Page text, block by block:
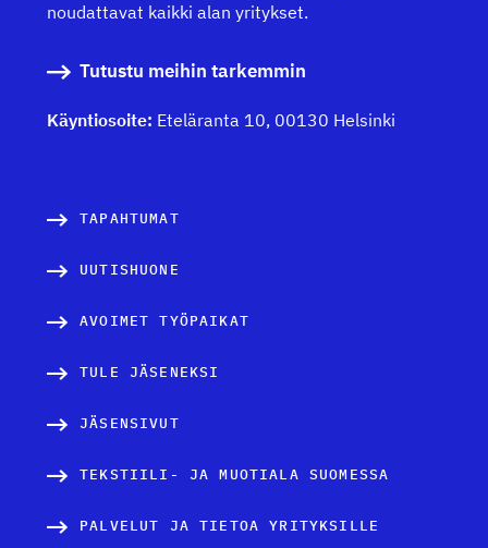
noudattavat kaikki alan yritykset.
Tutustu meihin tarkemmin
Käyntiosoite: Eteläranta 10, 00130 Helsinki
TAPAHTUMAT
UUTISHUONE
AVOIMET TYÖPAIKAT
TULE JÄSENEKSI
JÄSENSIVUT
TEKSTIILI- JA MUOTIALA SUOMESSA
PALVELUT JA TIETOA YRITYKSILLE